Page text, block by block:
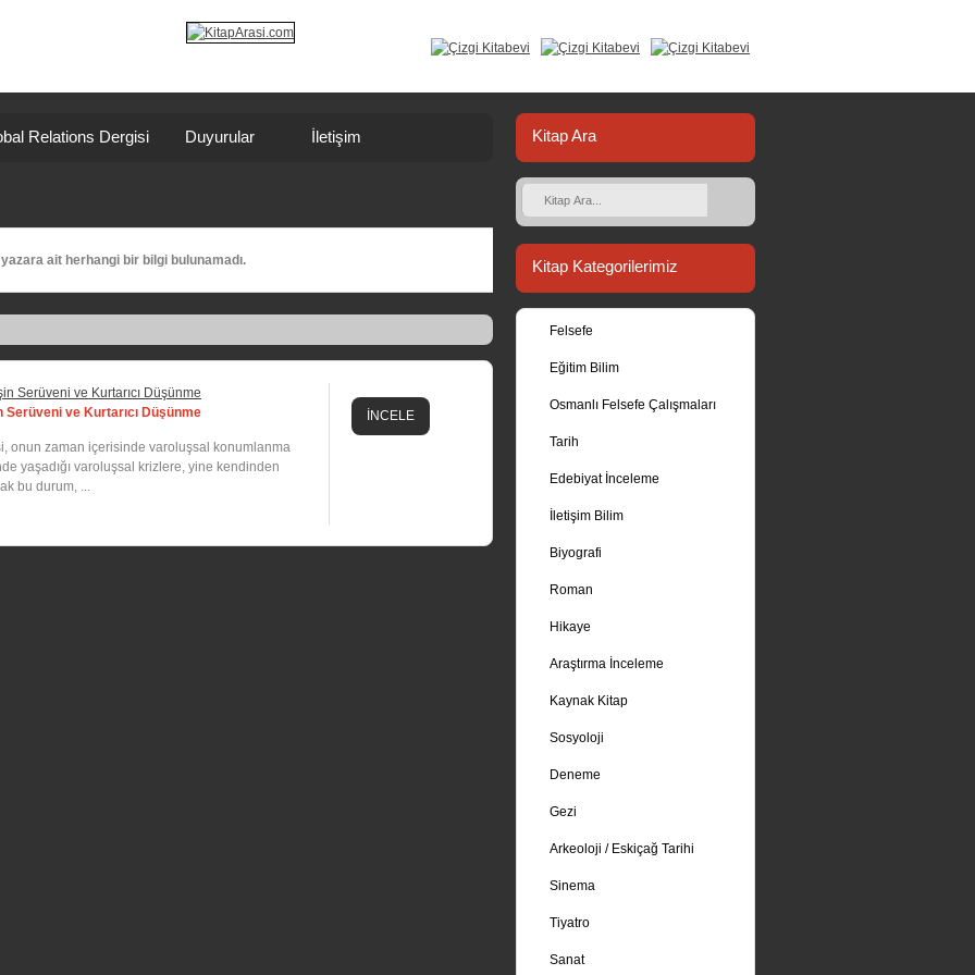
Kitap Ara
Kitap Kategorilerimiz
Felsefe
Eğitim Bilim
Osmanlı Felsefe Çalışmaları
Tarih
Edebiyat İnceleme
İletişim Bilim
Biyografi
Roman
Hikaye
Araştırma İnceleme
Kaynak Kitap
Sosyoloji
Deneme
Gezi
Arkeoloji / Eskiçağ Tarihi
Sinema
Tiyatro
Sanat
Relations Dergisi Duyurular İletişim
ait herhangi bir bilgi bulunamadı.
İNCELE
ve Kurtarıcı Düşünme
onun zaman içerisinde varoluşsal konumlanma
yaşadığı varoluşsal krizlere, yine kendinden
bu durum, ...